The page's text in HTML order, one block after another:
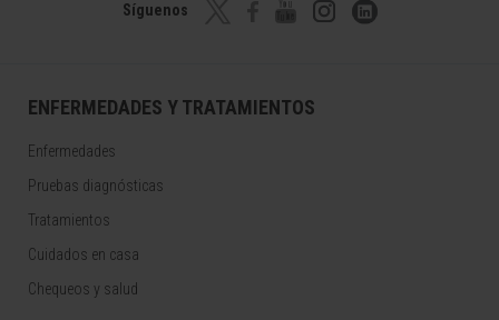
Síguenos
ENFERMEDADES Y TRATAMIENTOS
Enfermedades
Pruebas diagnósticas
Tratamientos
Cuidados en casa
Chequeos y salud